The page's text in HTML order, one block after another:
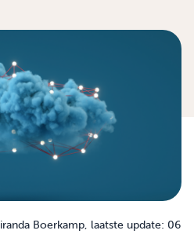
Boerkamp, laatste update: 06